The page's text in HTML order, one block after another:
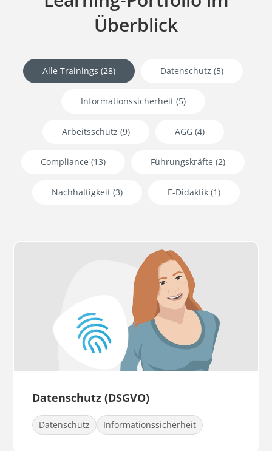
Überblick
Alle Trainings (28) Datenschutz (5)
Informationssicherheit(5)
Arbeitsschutz (9) AGG(4)
Compliance (13) Führungskräfte (2)
Nachhaltigkeit (3) E-Didaktik (1)
Datenschutz (DSGVO)
Datenschutz Informationssicherheit